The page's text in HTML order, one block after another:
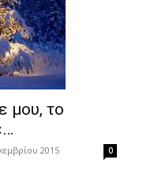
μου, το
2015 0